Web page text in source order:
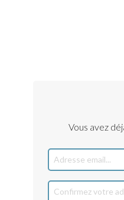
Vous avez